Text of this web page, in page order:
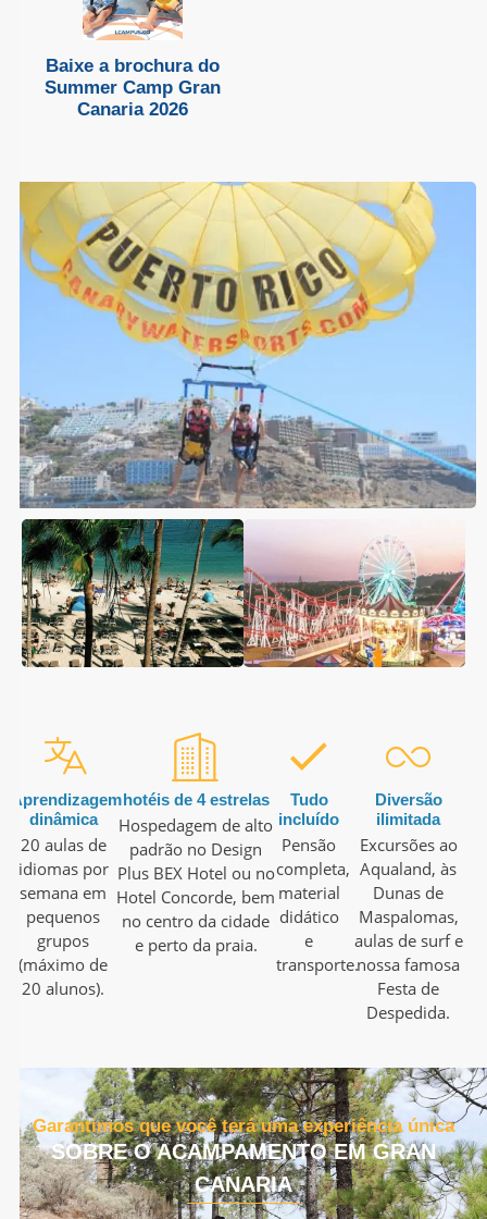
Baixe a brochura do
Summer Camp Gran
Canaria 2026
Aprendizagem
dinâmica
20 aulas de
idiomas por
semana em
pequenos
grupos
(máximo de
20 alunos).
hotéis de 4 estrelas
Hospedagem de alto
padrão no Design
Plus BEX Hotel ou no
Hotel Concorde, bem
no centro da cidade
e perto da praia.
Tudo
incluído
Pensão
completa,
material
didático
e
transporte.
Diversão
ilimitada
Excursões ao
Aqualand, às
Dunas de
Maspalomas,
aulas de surf e
nossa famosa
Festa de
Despedida.
Garantimos que você terá uma experiência única
SOBRE O ACAMPAMENTO EM GRAN
CANARIA